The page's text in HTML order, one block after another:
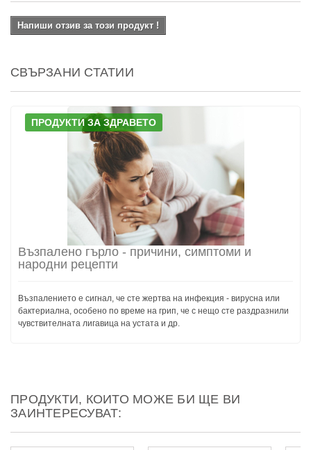
Напиши отзив за този продукт !
СВЪРЗАНИ СТАТИИ
ПРОДУКТИ ЗА ЗДРАВЕТО
Възпалено гърло - причини, симптоми и
народни рецепти
Възпалението е сигнал, че сте жертва на инфекция - вирусна или
бактериална, особено по време на грип, че с нещо сте раздразнили
чувствителната лигавица на устата и др.
ПРОДУКТИ, КОИТО МОЖЕ БИ ЩЕ ВИ
ЗАИНТЕРЕСУВАТ: